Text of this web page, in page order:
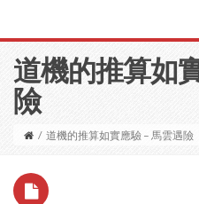
道機的推算如
險
/ 道機的推算如實應驗 – 馬雲遇險